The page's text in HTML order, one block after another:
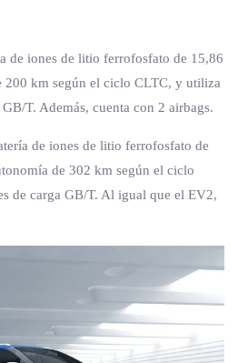
de iones de litio ferrofosfato de 15,86
200 km según el ciclo CLTC, y utiliza
T. Además, cuenta con 2 airbags.
de iones de litio ferrofosfato de
de 302 km según el ciclo
de carga GB/T. Al igual que el EV2,